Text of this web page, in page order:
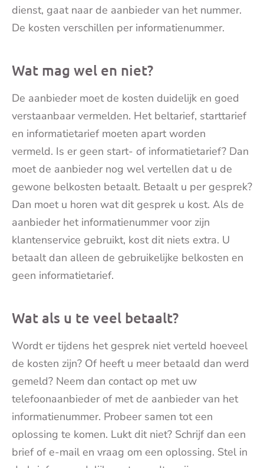
dienst, gaat naar de aanbieder van het nummer.
De kosten verschillen per informatienummer.
Wat mag wel en niet?
De aanbieder moet de kosten duidelijk en goed
verstaanbaar vermelden. Het beltarief, starttarief
en informatietarief moeten apart worden
vermeld. Is er geen start- of informatietarief? Dan
moet de aanbieder nog wel vertellen dat u de
gewone belkosten betaalt. Betaalt u per gesprek?
Dan moet u horen wat dit gesprek u kost. Als de
aanbieder het informatienummer voor zijn
klantenservice gebruikt, kost dit niets extra. U
betaalt dan alleen de gebruikelijke belkosten en
geen informatietarief.
Wat als u te veel betaalt?
Wordt er tijdens het gesprek niet verteld hoeveel
de kosten zijn? Of heeft u meer betaald dan werd
gemeld? Neem dan contact op met uw
telefoonaanbieder of met de aanbieder van het
informatienummer. Probeer samen tot een
oplossing te komen. Lukt dit niet? Schrijf dan een
brief of e-mail en vraag om een oplossing. Stel in